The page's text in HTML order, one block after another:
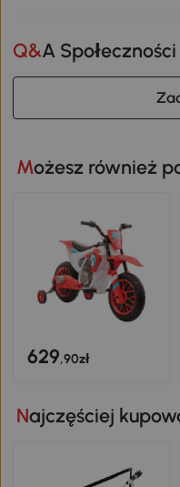
Q&A
Możesz również
629,90zł
Najczęściej